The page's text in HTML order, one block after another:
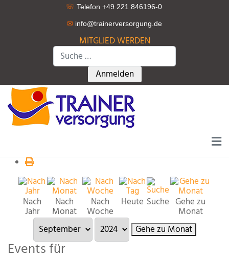
☏ Telefon +49 221 846196-0
✉ info@trainerversorgung.de
MITGLIED WERDEN
Suchen
Type 2 or more characters for
Anmelden
Nach
Jahr
Nach
Monat
Nach
Woche
Heute Suche Gehe zu
Monat
Gehe zu Monat
Events für